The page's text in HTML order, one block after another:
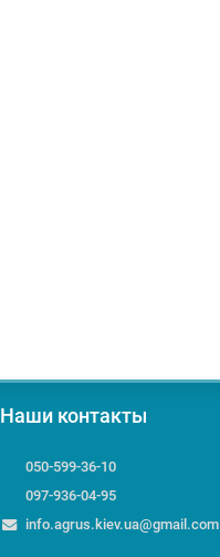
Наши контакты
050-599-36-10
097-936-04-95
info.agrus.kiev.ua@gmail.com